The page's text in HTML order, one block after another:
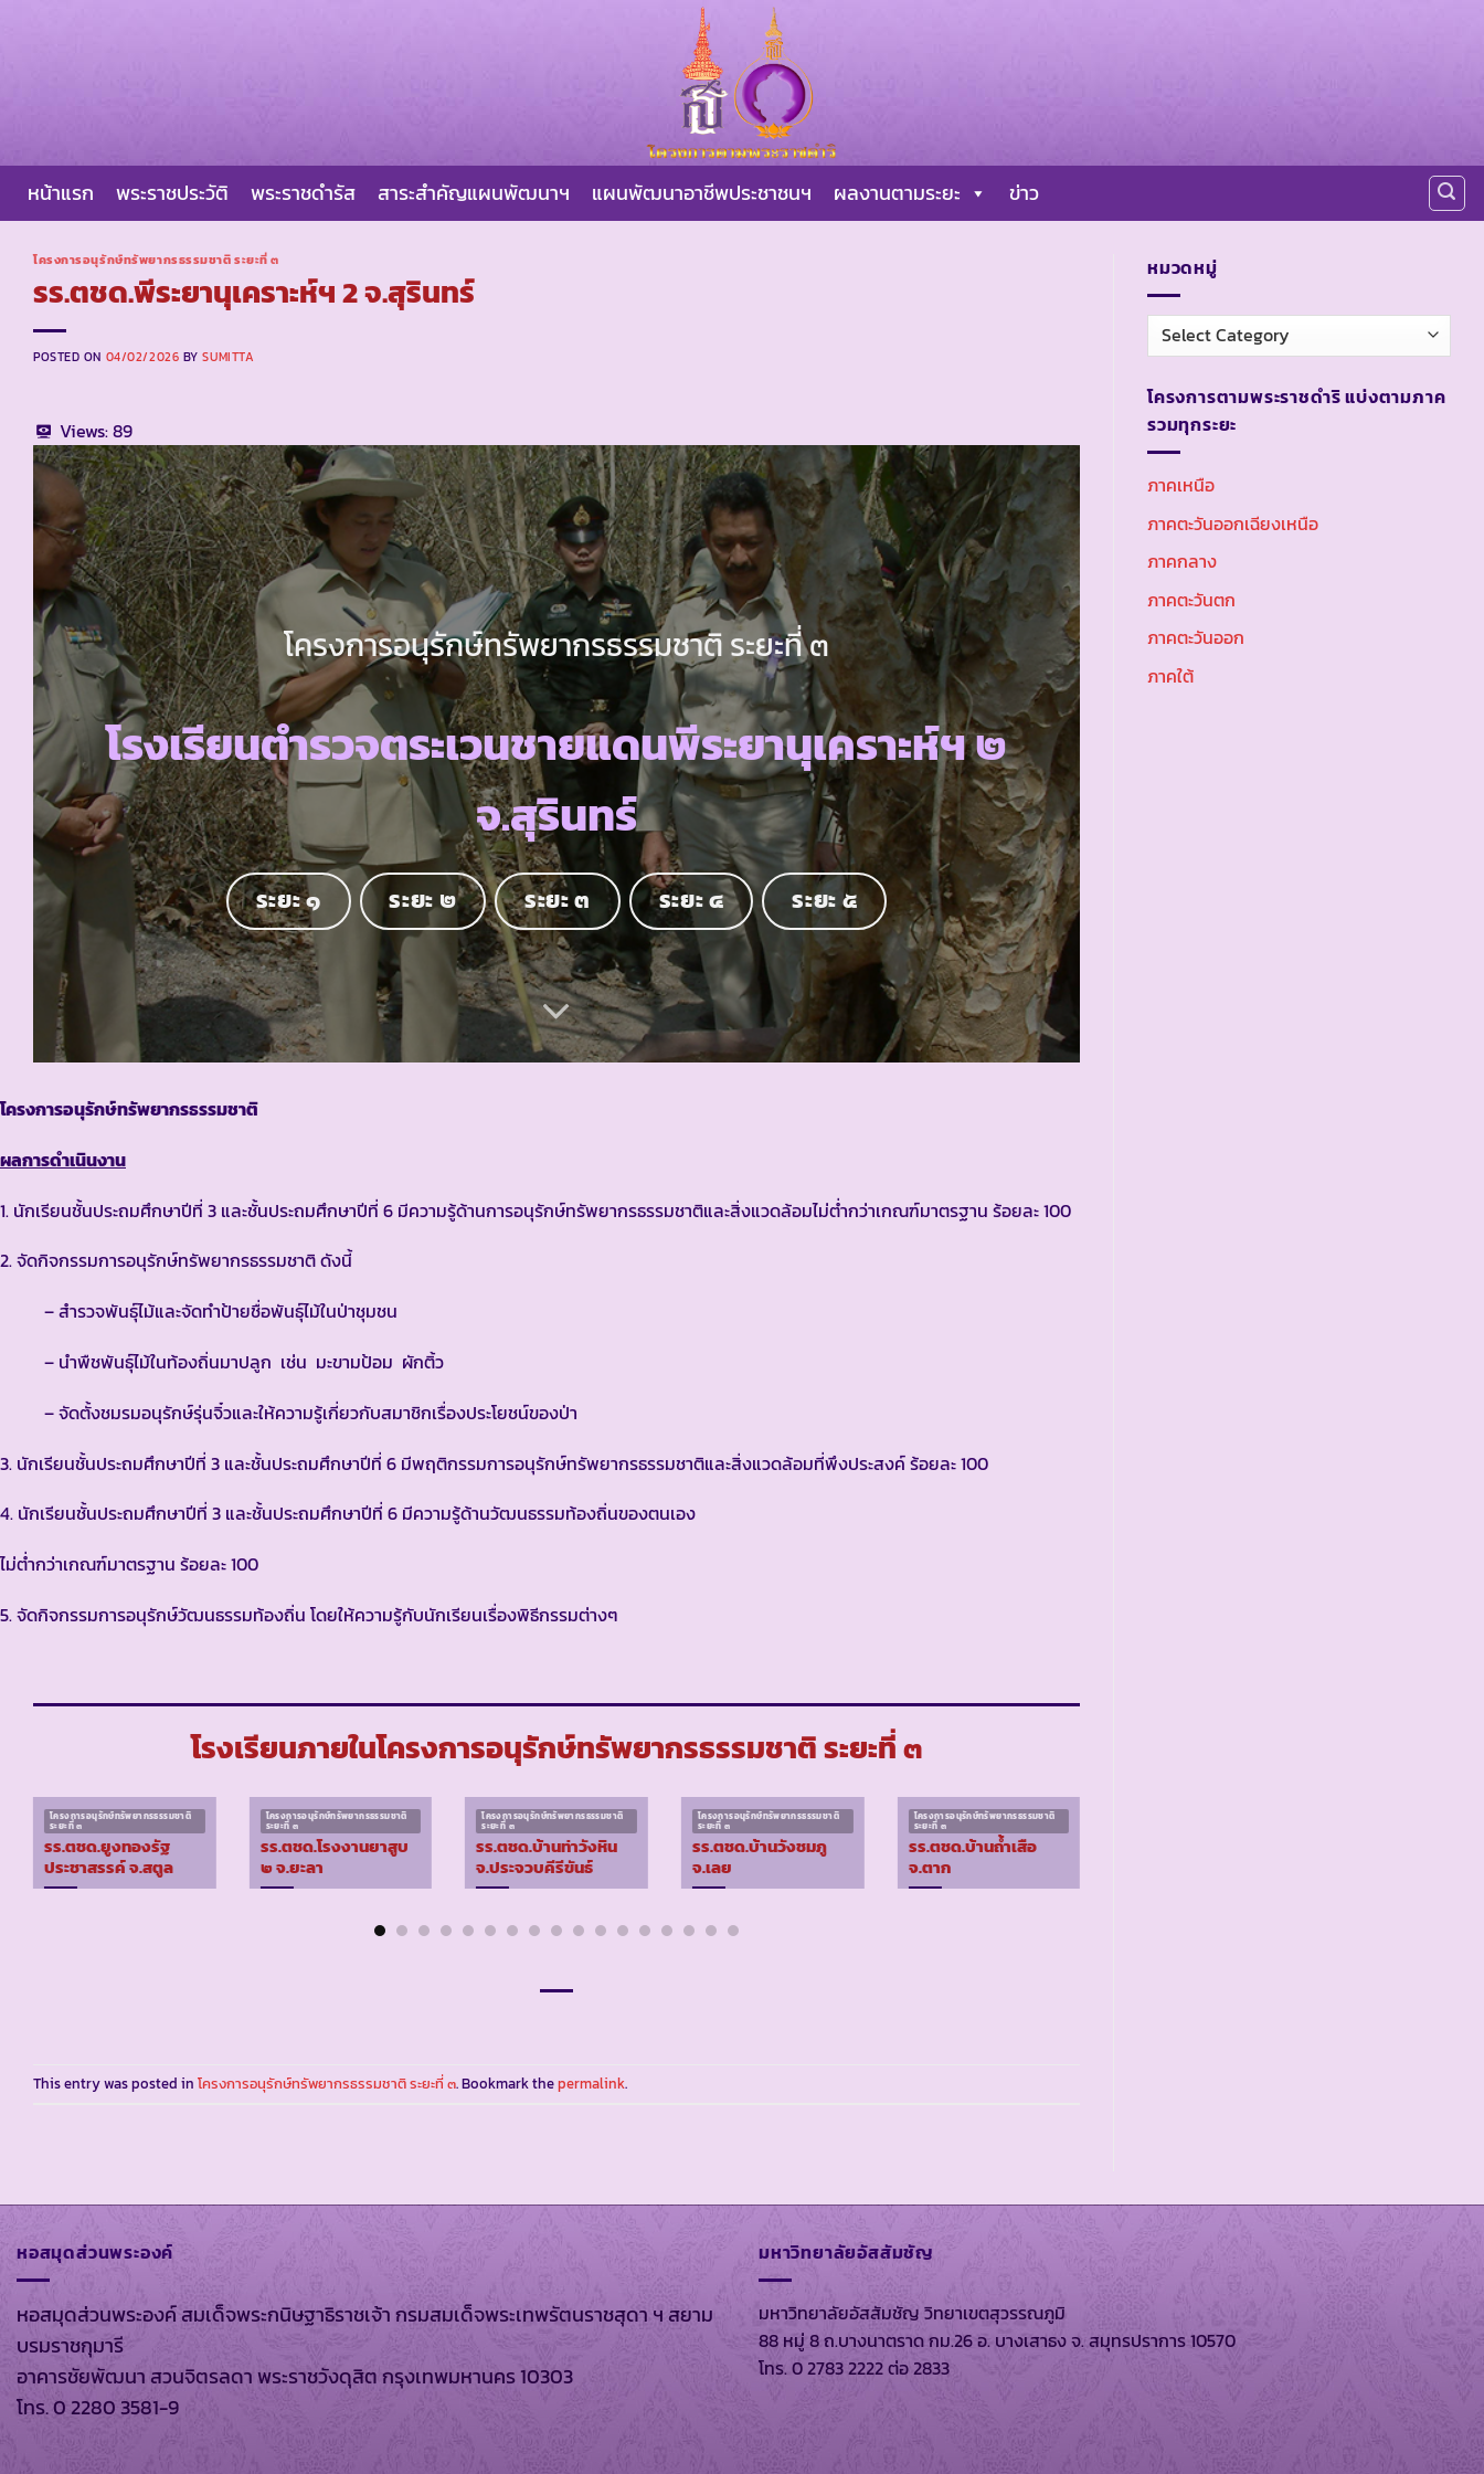
หน้าแรก พระราชประวัติ พระราชดำรัส สาระสำคัญแผนพัฒนาฯ แผนพัฒนาอาชีพประชาชนฯ ผลงานตามระยะ ข่าว
โครงการอนุรักษ์ทรัพยากรธรรมชาติ ระยะที่ ๓
รร.ตชด.พีระยานุเคราะห์ฯ 2 จ.สุรินทร์
POSTED ON 04/02/2026 BYSUMITTA
Views:89
โครงการอนุรักษ์ทรัพยากรธรรมชาติ ระยะที่ ๓
โรงเรียนตำรวจตระเวนชายแดนพีระยานุเคราะห์ฯ ๒
จ.สุรินทร์
ระยะ ๑ ระยะ ๒ ระยะ ๓ ระยะ ๔ ระยะ ๕
โครงการอนุรักษ์ทรัพยากรธรรมชาติ
ผลการดำเนินงาน
1. นักเรียนชั้นประถมศึกษาปีที่ 3 และชั้นประถมศึกษาปีที่ 6 มีความรู้ด้านการอนุรักษ์ทรัพยากรธรรมชาติและสิ่งแวดล้อมไม่ต่ำกว่าเกณฑ์มาตรฐาน ร้อยละ 100
2. จัดกิจกรรมการอนุรักษ์ทรัพยากรธรรมชาติ ดังนี้
– สำรวจพันธุ์ไม้และจัดทำป้ายชื่อพันธุ์ไม้ในป่าชุมชน
– นำพืชพันธุ์ไม้ในท้องถิ่นมาปลูก เช่น มะขามป้อม ผักติ้ว
– จัดตั้งชมรมอนุรักษ์รุ่นจิ๋วและให้ความรู้เกี่ยวกับสมาชิกเรื่องประโยชน์ของป่า
3. นักเรียนชั้นประถมศึกษาปีที่ 3 และชั้นประถมศึกษาปีที่ 6 มีพฤติกรรมการอนุรักษ์ทรัพยากรธรรมชาติและสิ่งแวดล้อมที่พึงประสงค์ ร้อยละ 100
4. นักเรียนชั้นประถมศึกษาปีที่ 3 และชั้นประถมศึกษาปีที่ 6 มีความรู้ด้านวัฒนธรรมท้องถิ่นของตนเอง
ไม่ต่ำกว่าเกณฑ์มาตรฐาน ร้อยละ 100
5. จัดกิจกรรมการอนุรักษ์วัฒนธรรมท้องถิ่น โดยให้ความรู้กับนักเรียนเรื่องพิธีกรรมต่างๆ
โรงเรียนภายในโครงการอนุรักษ์ทรัพยากรธรรมชาติ ระยะที่ ๓
โครงการอนุรักษ์ทรัพยากรธรรมชาติ
ระยะที่ ๓
รร.ตชด.ยูงทองรัฐ
ประชาสรรค์ จ.สตูล
โครงการอนุรักษ์ทรัพยากรธรรมชาติ
ระยะที่ ๓
รร.ตชด.โรงงานยาสูบ
๒ จ.ยะลา
โครงการอนุรักษ์ทรัพยากรธรรมชาติ
ระยะที่ ๓
รร.ตชด.บ้านท่าวังหิน
จ.ประจวบคีรีขันธ์
โครงการอนุรักษ์ทรัพยากรธรรมชาติ
ระยะที่ ๓
รร.ตชด.บ้านวังชมภู
จ.เลย
โครงการอนุรักษ์ทรัพยากรธรรมชาติ
ระยะที่ ๓
รร.ตชด.บ้านถ้ำเสือ
จ.ตาก
This entry was posted in โครงการอนุรักษ์ทรัพยากรธรรมชาติ ระยะที่ ๓. Bookmark thepermalink.
หมวดหมู่
หมวด
หมู่
โครงการตามพระราชดำริ แบ่งตามภาค
รวมทุกระยะ
ภาคเหนือ
ภาคตะวันออกเฉียงเหนือ
ภาคกลาง
ภาคตะวันตก
ภาคตะวันออก
ภาคใต้
หอสมุดส่วนพระองค์
หอสมุดส่วนพระองค์ สมเด็จพระกนิษฐาธิราชเจ้า กรมสมเด็จพระเทพรัตนราชสุดา ฯ สยาม
บรมราชกุมารี
อาคารชัยพัฒนา สวนจิตรลดา พระราชวังดุสิต กรุงเทพมหานคร 10303
โทร. 0 2280 3581-9
มหาวิทยาลัยอัสสัมชัญ
มหาวิทยาลัยอัสสัมชัญ วิทยาเขตสุวรรณภูมิ
88 หมู่ 8 ถ.บางนาตราด กม.26 อ. บางเสาธง จ. สมุทรปราการ 10570
โทร. 0 2783 2222 ต่อ 2833